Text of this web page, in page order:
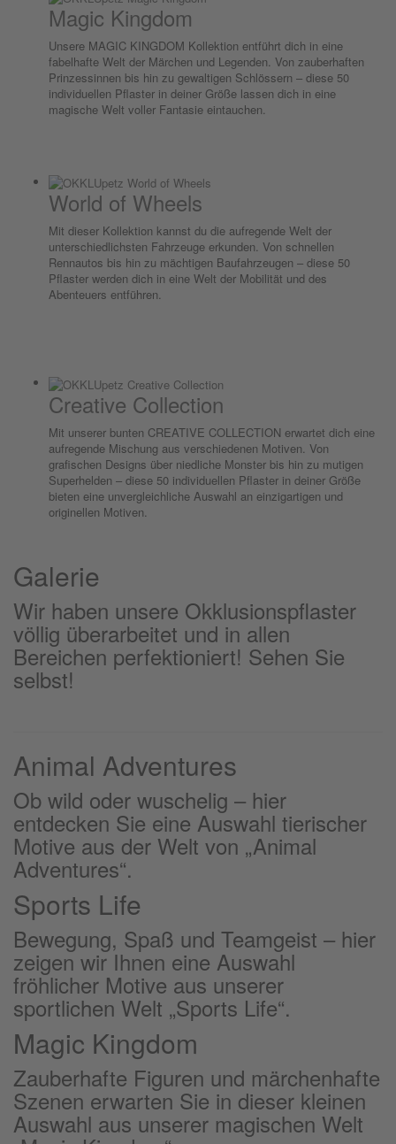
Magic Kingdom
Unsere MAGIC KINGDOM Kollektion entführt dich in eine
fabelhafte Welt der Märchen und Legenden. Von zauberhaften
Prinzessinnen bis hin zu gewaltigen Schlössern – diese 50
individuellen Pflaster in deiner Größe lassen dich in eine
magische Welt voller Fantasie eintauchen.
World of Wheels
Mit dieser Kollektion kannst du die aufregende Welt der
unterschiedlichsten Fahrzeuge erkunden. Von schnellen
Rennautos bis hin zu mächtigen Baufahrzeugen – diese 50
Pflaster werden dich in eine Welt der Mobilität und des
Abenteuers entführen.
Creative Collection
Mit unserer bunten CREATIVE COLLECTION erwartet dich eine
aufregende Mischung aus verschiedenen Motiven. Von
grafischen Designs über niedliche Monster bis hin zu mutigen
Superhelden – diese 50 individuellen Pflaster in deiner Größe
bieten eine unvergleichliche Auswahl an einzigartigen und
originellen Motiven.
Galerie
Wir haben unsere Okklusionspflaster
völlig überarbeitet und in allen
Bereichen perfektioniert! Sehen Sie
selbst!
Animal Adventures
Ob wild oder wuschelig – hier
entdecken Sie eine Auswahl tierischer
Motive aus der Welt von „Animal
Adventures“.
Sports Life
Bewegung, Spaß und Teamgeist – hier
zeigen wir Ihnen eine Auswahl
fröhlicher Motive aus unserer
sportlichen Welt „Sports Life“.
Magic Kingdom
Zauberhafte Figuren und märchenhafte
Szenen erwarten Sie in dieser kleinen
Auswahl aus unserer magischen Welt